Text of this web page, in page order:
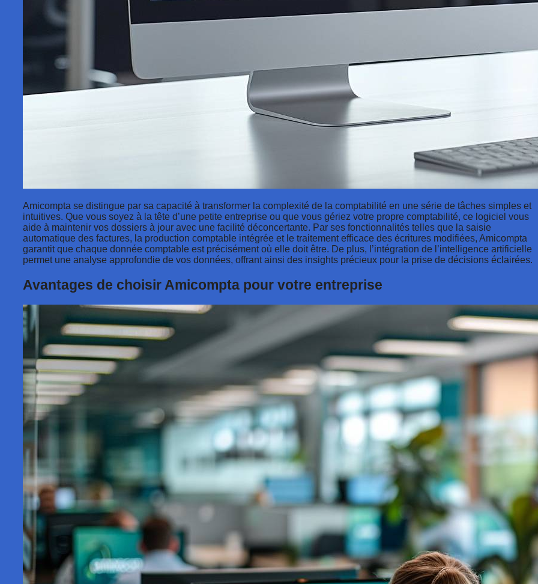
Amicompta se distingue par sa capacité à transformer la complexité de la comptabilité en une série de tâches simples et
intuitives. Que vous soyez à la tête d’une petite entreprise ou que vous gériez votre propre comptabilité, ce logiciel vous
aide à maintenir vos dossiers à jour avec une facilité déconcertante. Par ses fonctionnalités telles que la saisie
automatique des factures, la production comptable intégrée et le traitement efficace des écritures modifiées, Amicompta
garantit que chaque donnée comptable est précisément où elle doit être. De plus, l’intégration de l’intelligence artificielle
permet une analyse approfondie de vos données, offrant ainsi des insights précieux pour la prise de décisions éclairées.
Avantages de choisir Amicompta pour votre entreprise